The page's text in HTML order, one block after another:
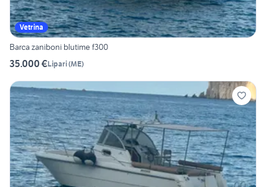
Vetrina
Barca zaniboni blutime f300
35.000 €Lipari(ME)